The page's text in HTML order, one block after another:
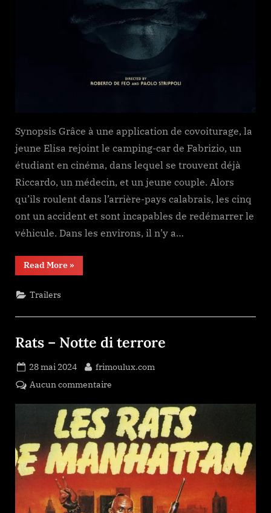
Synopsis Grâce à une application de covoiturage, la
jeune Elisa rejoint le camping-car de Fabrizio, un
étudiant en cinéma, dans lequel se trouvent déjà
Riccardo, un médecin, et un jeune couple. Alors
qu’ils roulent dans l’arrière-pays calabrais, les cinq
ont un accident et sont incapables de redémarrer le
véhicule. Dans les environs, il n’y a…
Read More“A
Classic
»
Trailers
Rats – Notte di terrore
Posted
on
28 mai 2024 By
frimoulux.com
Aucun commentaire
–
Notte
di
terrore